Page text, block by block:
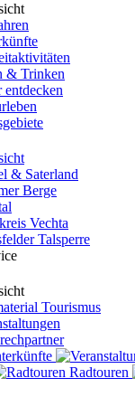
& Trinken
entdecken
& Saterland
Berge
Vechta
Talsperre
Tourismus
Radtouren